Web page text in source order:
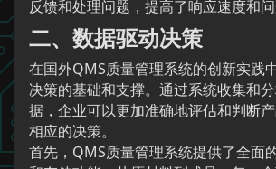
反馈和处理问题，提高了响应速度和问
二、数据驱动决策
在国外QMS质量管理系统的创新实践
决策的基础和支撑。通过系统收集和
据，企业可以更加准确地评估和判断
相应的决策。
首先，QMS质量管理系统提供了全面